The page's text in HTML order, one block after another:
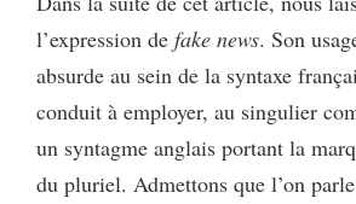
l’expression de fake news. Son
absurde au sein de la syntaxe
conduit à employer, au singulier
un syntagme anglais portant la
du pluriel. Admettons que l’on